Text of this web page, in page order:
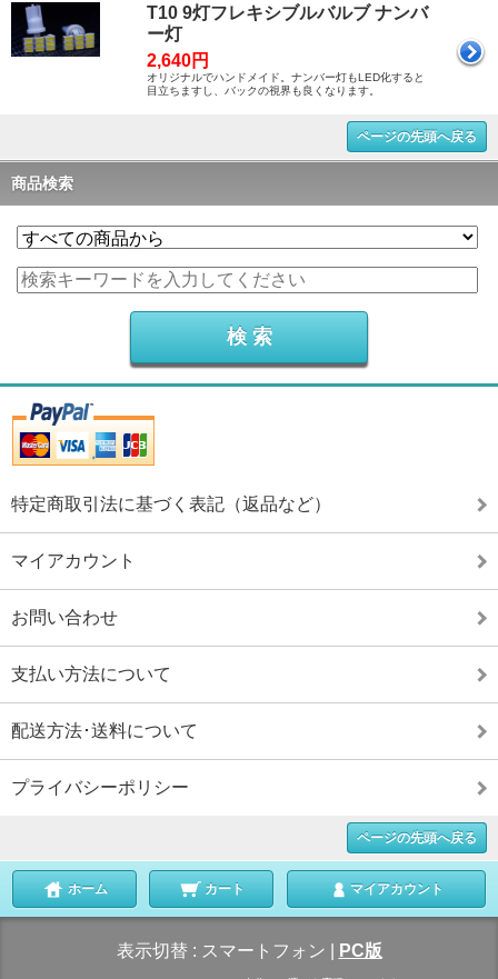
T10 9灯フレキシブルバルブ ナンバ
ー灯
2,640円
オリジナルでハンドメイド。ナンバー灯もLED化すると
目立ちますし、バックの視界も良くなります。
ページの先頭へ戻る
商品検索
特定商取引法に基づく表記（返品など）
マイアカウント
お問い合わせ
支払い方法について
配送方法･送料について
プライバシーポリシー
ページの先頭へ戻る
ホーム カート マイアカウント
表示切替 : スマートフォン PC版